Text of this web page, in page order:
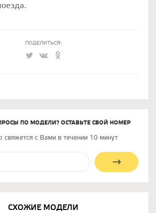
ПОДЕЛИТЬСЯ:
ПО МОДЕЛИ? ОСТАВЬТЕ СВОЙ НОМЕР
с Вами в течении 10 минут
СХОЖИЕ МОДЕЛИ